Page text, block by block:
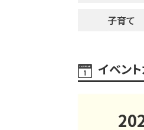
子育て
イベン